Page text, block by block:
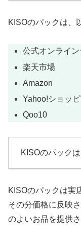
KISOのパックは、
公式オンライ
楽天市場
Amazon
Yahoo!ショッ
Qoo10
KISOのパック
KISOのパックは実
その分価格に反映
のよいお品を提供さ